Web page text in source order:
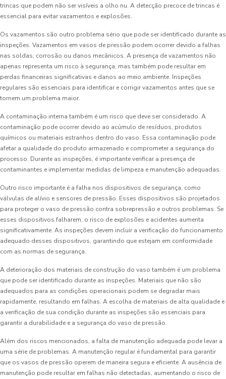
trincas que podem não ser visíveis a olho nu. A detecção precoce de trincas é
essencial para evitar vazamentos e explosões.
Os vazamentos são outro problema sério que pode ser identificado durante as
inspeções. Vazamentos em vasos de pressão podem ocorrer devido a falhas
nas soldas, corrosão ou danos mecânicos. A presença de vazamentos não
apenas representa um risco à segurança, mas também pode resultar em
perdas financeiras significativas e danos ao meio ambiente. Inspeções
regulares são essenciais para identificar e corrigir vazamentos antes que se
tornem um problema maior.
A contaminação interna também é um risco que deve ser considerado. A
contaminação pode ocorrer devido ao acúmulo de resíduos, produtos
químicos ou materiais estranhos dentro do vaso. Essa contaminação pode
afetar a qualidade do produto armazenado e comprometer a segurança do
processo. Durante as inspeções, é importante verificar a presença de
contaminantes e implementar medidas de limpeza e manutenção adequadas.
Outro risco importante é a falha nos dispositivos de segurança, como
válvulas de alívio e sensores de pressão. Esses dispositivos são projetados
para proteger o vaso de pressão contra sobrepressão e outros problemas. Se
esses dispositivos falharem, o risco de explosões e acidentes aumenta
significativamente. As inspeções devem incluir a verificação do funcionamento
adequado desses dispositivos, garantindo que estejam em conformidade
com as normas de segurança.
A deterioração dos materiais de construção do vaso também é um problema
que pode ser identificado durante as inspeções. Materiais que não são
adequados para as condições operacionais podem se degradar mais
rapidamente, resultando em falhas. A escolha de materiais de alta qualidade e
a verificação de sua condição durante as inspeções são essenciais para
garantir a durabilidade e a segurança do vaso de pressão.
Além dos riscos mencionados, a falta de manutenção adequada pode levar a
uma série de problemas. A manutenção regular é fundamental para garantir
que os vasos de pressão operem de maneira segura e eficiente. A ausência de
manutenção pode resultar em falhas não detectadas, aumentando o risco de